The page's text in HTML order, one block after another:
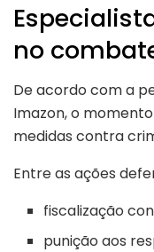
no
De acordo com a
Imazon, o
medidas contra
Entre as ações
fiscalização
punição aos